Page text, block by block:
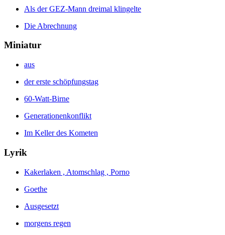
Als der GEZ-Mann dreimal klingelte
Die Abrechnung
Miniatur
aus
der erste schöpfungstag
60-Watt-Birne
Generationenkonflikt
Im Keller des Kometen
Lyrik
Kakerlaken , Atomschlag , Porno
Goethe
Ausgesetzt
morgens regen